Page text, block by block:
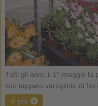
Tutti gli anni, il 1° maggio la
suo tappeto variopinto di
di più